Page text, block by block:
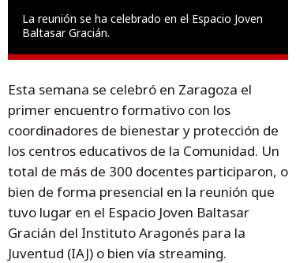
La reunión se ha celebrado en el Espacio Joven
Baltasar Gracián.
Esta semana se celebró en Zaragoza el
primer encuentro formativo con los
coordinadores de bienestar y protección de
los centros educativos de la Comunidad. Un
total de más de 300 docentes participaron, o
bien de forma presencial en la reunión que
tuvo lugar en el Espacio Joven Baltasar
Gracián del Instituto Aragonés para la
Juventud (IAJ) o bien vía streaming.